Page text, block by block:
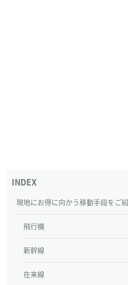
現地にお得に向かう移動手段をご紹
飛行機
新幹線
在来線